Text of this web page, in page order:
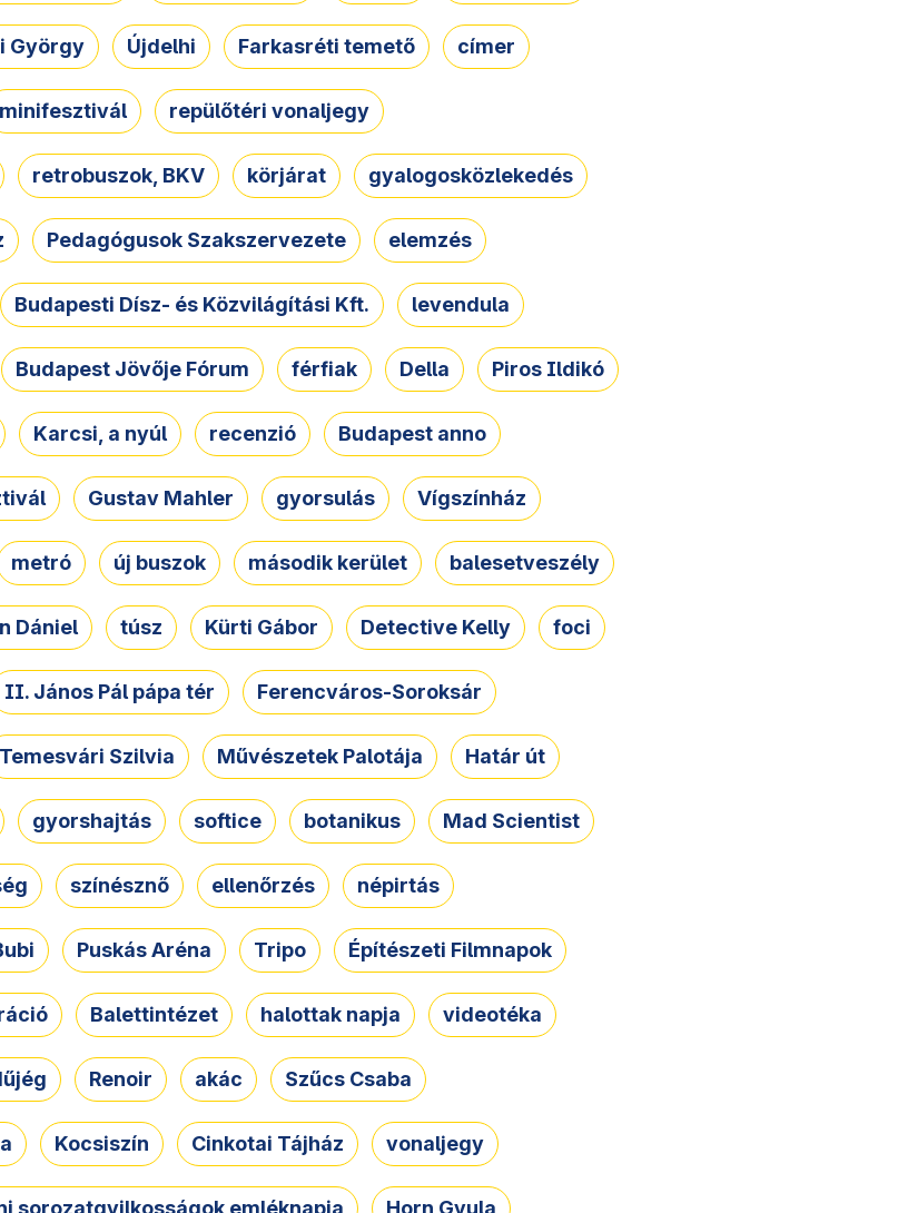
György Újdelhi Farkasréti temető címer
minifesztivál repülőtéri vonaljegy
retrobuszok, BKV körjárat gyalogosközlekedés
Pedagógusok Szakszervezete elemzés
Budapesti Dísz- és Közvilágítási Kft. levendula
Budapest Jövője Fórum férfiak Della Piros Ildikó
Karcsi, a nyúl recenzió Budapest anno
Gustav Mahler gyorsulás Vígszínház
metró új buszok második kerület balesetveszély
Dániel túsz Kürti Gábor Detective Kelly foci
II. János Pál pápa tér Ferencváros-Soroksár
Temesvári Szilvia Művészetek Palotája Határ út
gyorshajtás softice botanikus Mad Scientist
színésznő ellenőrzés népirtás
Puskás Aréna Tripo Építészeti Filmnapok
Balettintézet halottak napja videotéka
Renoir akác Szűcs Csaba
Kocsiszín Cinkotai Tájház vonaljegy
sorozatgyilkosságok emléknapja Horn Gyula